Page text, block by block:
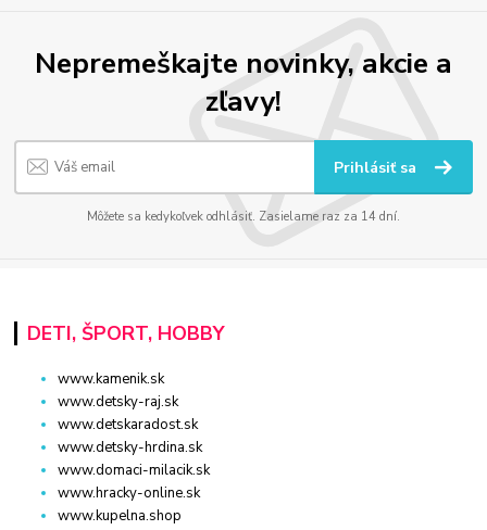
Nepremeškajte novinky, akcie a
zľavy!
Prihlásiť sa
Môžete sa kedykoľvek odhlásiť. Zasielame raz za 14 dní.
DETI, ŠPORT, HOBBY
www.kamenik.sk
www.detsky-raj.sk
www.detskaradost.sk
www.detsky-hrdina.sk
www.domaci-milacik.sk
www.hracky-online.sk
www.kupelna.shop